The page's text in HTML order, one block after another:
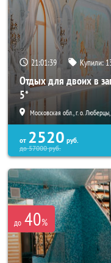
21:01:38 Купили:
Отдых для двоих в
5*
Московская обл., г. о.
от 2520 руб.
до57000руб.
до 40%